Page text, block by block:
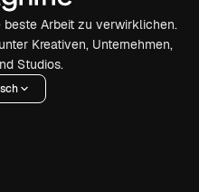
beste Arbeit zu verwirklichen.
Kreativen, Unternehmen,
Studios.